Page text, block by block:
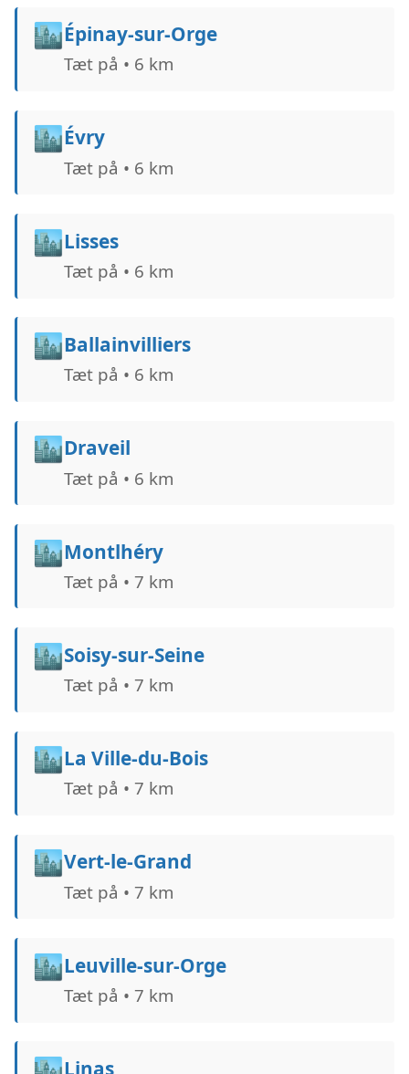
🏙️Épinay-sur-Orge
Tæt på • 6 km
🏙️Évry
Tæt på • 6 km
🏙️Lisses
Tæt på • 6 km
🏙️Ballainvilliers
Tæt på • 6 km
🏙️Draveil
Tæt på • 6 km
🏙️Montlhéry
Tæt på • 7 km
🏙️Soisy-sur-Seine
Tæt på • 7 km
🏙️La Ville-du-Bois
Tæt på • 7 km
🏙️Vert-le-Grand
Tæt på • 7 km
🏙️Leuville-sur-Orge
Tæt på • 7 km
Linas